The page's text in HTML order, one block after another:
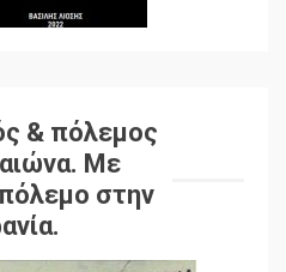
& πόλεμος
Mε
στην